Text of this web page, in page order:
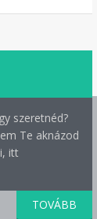
szeretnéd?
Te aknázod
itt
TOVÁBB